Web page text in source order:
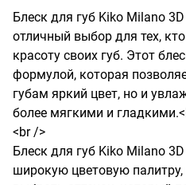
Блеск для губ Kiko Milano
отличный выбор для тех,
красоту своих губ. Этот
формулой, которая
губам яркий цвет, но и
более мягкими и
<br />
Блеск для губ Kiko Milano
широкую цветовую палитру,